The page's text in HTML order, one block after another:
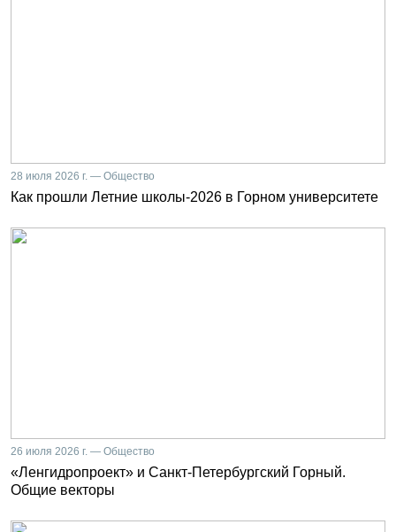
28 июля 2026 г. — Общество
Как прошли Летние школы-2026 в Горном университете
26 июля 2026 г. — Общество
«Ленгидропроект» и Санкт-Петербургский Горный.
Общие векторы